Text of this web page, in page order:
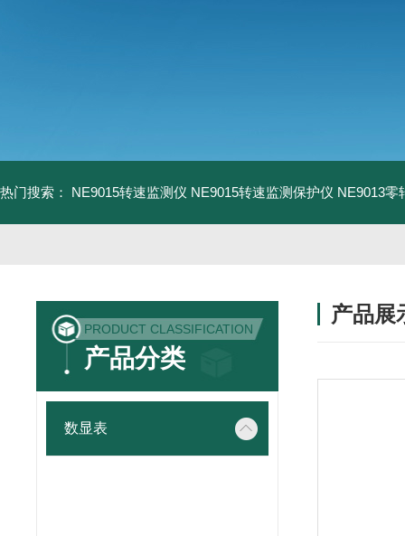
热门搜索： NE9015转速监测仪 NE9015转速监测保护仪 NE9013零
PRODUCT CLASSIFICATION
产品分类
数显表
产品展